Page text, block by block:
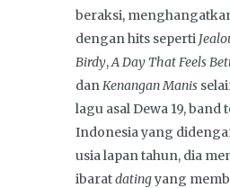
beraksi,
dengan hits seperti
Birdy,A Day That Feels
danKenangan Manis
lagu asal Dewa 19, band
Indonesia yang
usia lapan tahun, dia
ibaratdatingyang